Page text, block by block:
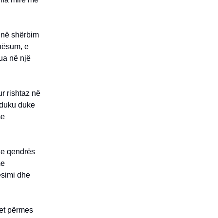
shërbim
e
në një
rishtaz në
duke
qendrës
dhe
përmes